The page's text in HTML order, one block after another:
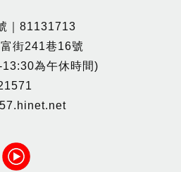
｜81131713
街241巷16號
為午休時間)